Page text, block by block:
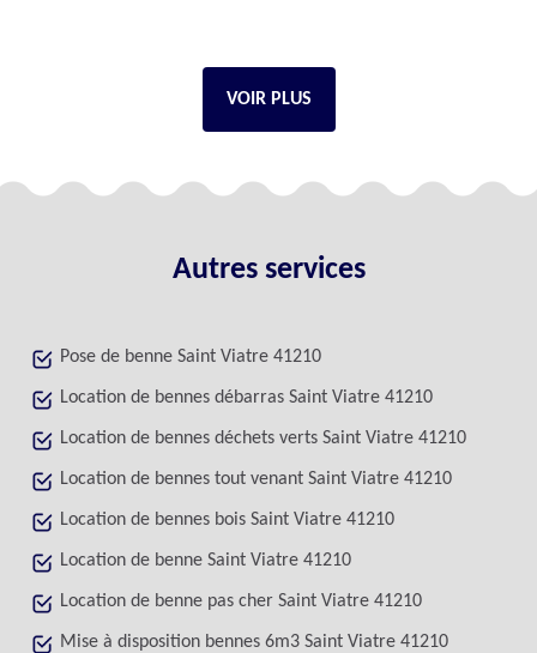
VOIR PLUS
Autres services
Pose de benne Saint Viatre 41210
Location de bennes débarras Saint Viatre 41210
Location de bennes déchets verts Saint Viatre 41210
Location de bennes tout venant Saint Viatre 41210
Location de bennes bois Saint Viatre 41210
Location de benne Saint Viatre 41210
Location de benne pas cher Saint Viatre 41210
Mise à disposition bennes 6m3 Saint Viatre 41210